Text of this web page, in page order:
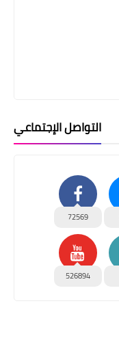
التواصل الإجتماعي
72569
526894